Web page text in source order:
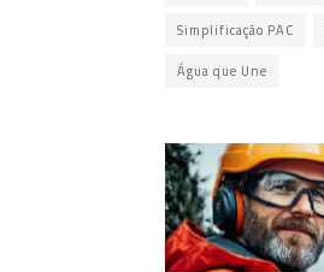
Simplificação PAC
Água que Une